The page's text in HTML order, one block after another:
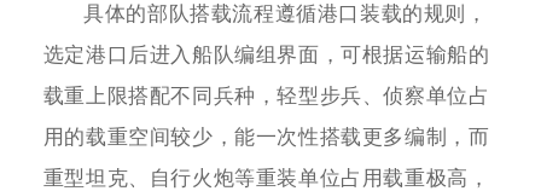
具体的部队搭载流程遵循港口装载的规则，
选定港口后进入船队编组界面，可根据运输船的
载重上限搭配不同兵种，轻型步兵、侦察单位占
用的载重空间较少，能一次性搭载更多编制，而
重型坦克、自行火炮等重装单位占用载重极高，